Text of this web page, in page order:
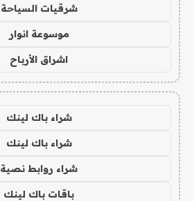
شرقيات السياحة
موسوعة انوار
اشراق الأرباح
شراء باك لينك
شراء باك لينك
شراء روابط نصية
باقات باك لينك